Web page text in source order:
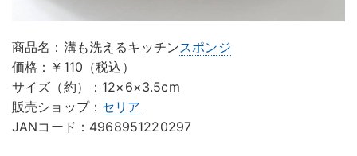
商品名：溝も洗えるキッチンスポンジ
価格：￥110（税込）
サイズ（約）：12×6×3.5cm
販売ショップ： セリア
JANコード：4968951220297